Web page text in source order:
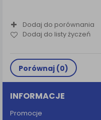
Dodaj do porównania
Dodaj do listy życzeń
Porównaj (0)
INFORMACJE
Promocje